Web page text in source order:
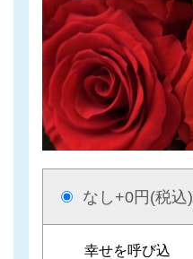
なし +0円(税込)
幸せを呼び込